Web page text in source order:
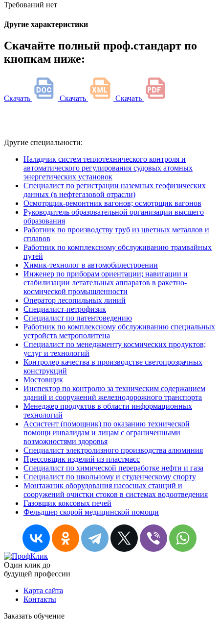
Требований нет
Другие характеристики
Скачайте полный проф.стандарт по
кнопкам ниже:
Скачать Скачать Скачать
Другие специальности:
Наладчик систем теплотехнического контроля и
автоматического регулирования судовых атомных
энергетических установок
Специалист по регистрации наземных геофизических
данных (в нефтегазовой отрасли)
Осмотрщик-ремонтник вагонов; осмотрщик вагонов
Руководитель образовательной организации высшего
образования
Работник по производству труб из цветных металлов и
сплавов
Работник по комплексному обслуживанию трамвайных
путей
Химик-технолог в автомобилестроении
Инженер по приборам ориентации; навигации и
стабилизации летательных аппаратов в ракетно-
космической промышленности
Оператор лесопильных линий
Специалист-петрофизик
Специалист по патентоведению
Работник по комплексному обслуживанию специальных
устройств метрополитена
Специалист по менеджменту космических продуктов;
услуг и технологий
Контролер качества в производстве светопрозрачных
конструкций
Мостовщик
Инспектор по контролю за техническим содержанием
зданий и сооружений железнодорожного транспорта
Менеджер продуктов в области информационных
технологий
Ассистент (помощник) по оказанию технической
помощи инвалидам и лицам с ограниченными
возможностями здоровья
Специалист электролизного производства алюминия
Прессовщик изделий из пластмасс
Специалист по химической переработке нефти и газа
Специалист по школьному и студенческому спорту
Монтажник оборудования насосных станций и
сооружений очистки стоков в системах водоотведения
Газовщик коксовых печей
Фельдшер скорой медицинской помощи
Один клик до
будущей профессии
Карта сайта
Контакты
Заказать обучение